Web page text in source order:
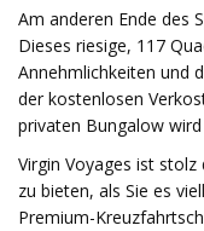
Am anderen Ende des
Dieses riesige, 117
Annehmlichkeiten und
der kostenlosen
privaten Bungalow
Virgin Voyages ist
zu bieten, als Sie es
Premium-